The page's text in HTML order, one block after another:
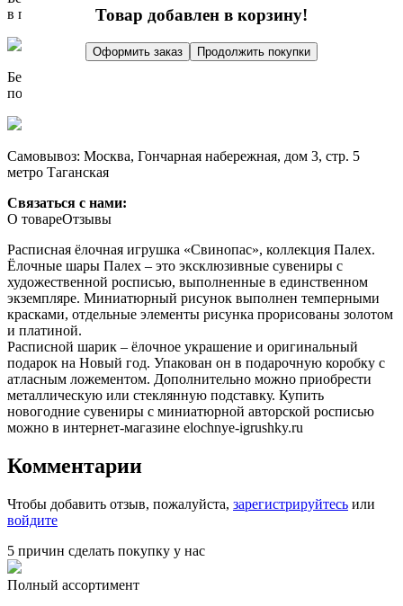
в пределах МКАД
Бесплатно доставим при заказе от 10 000 р.
по России до пункта выдачи СДЭК
Самовывоз: Москва, Гончарная набережная, дом 3, стр. 5
метро Таганская
Связаться с нами:
О товареОтзывы
Расписная ёлочная игрушка «Свинопас», коллекция Палех.
Ёлочные шары Палех – это эксклюзивные сувениры с
художественной росписью, выполненные в единственном
экземпляре. Миниатюрный рисунок выполнен темперными
красками, отдельные элементы рисунка прорисованы золотом
и платиной.
Расписной шарик – ёлочное украшение и оригинальный
подарок на Новый год. Упакован он в подарочную коробку с
атласным ложементом. Дополнительно можно приобрести
металлическую или стеклянную подставку. Купить
новогодние сувениры с миниатюрной авторской росписью
можно в интернет-магазине elochnye-igrushky.ru
Комментарии
Чтобы добавить отзыв, пожалуйста, зарегистрируйтесь или
войдите
5 причин сделать покупку у нас
Полный ассортимент
Товар добавлен в корзину!
Оформить заказ Продолжить покупки